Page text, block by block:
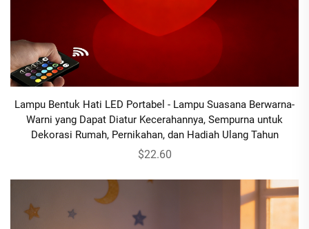
Lampu Bentuk Hati LED Portabel - Lampu Suasana Berwarna-
Warni yang Dapat Diatur Kecerahannya, Sempurna untuk
Dekorasi Rumah, Pernikahan, dan Hadiah Ulang Tahun
$22.60